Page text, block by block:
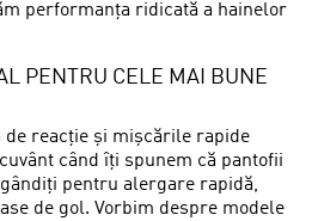
performanța ridicată a hainelor
PENTRU CELE MAI BUNE
de reacție și mișcările rapide
când îți spunem că pantofii
pentru alergare rapidă,
de gol. Vorbim despre modele